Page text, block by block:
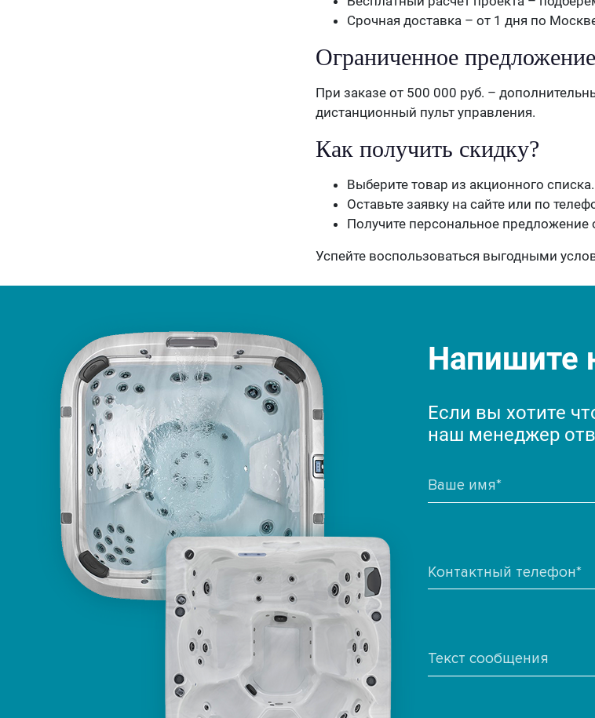
Срочная доставка – от 1 дня по
Ограниченное
При заказе от 500 000 руб. –
дистанционный пульт управления.
Как получить скидку?
Выберите товар из акционного списка.
Оставьте заявку на сайте или по
Получите персональное предложение
Успейте воспользоваться выгодными
Напишите
Если вы хотите
наш менеджер